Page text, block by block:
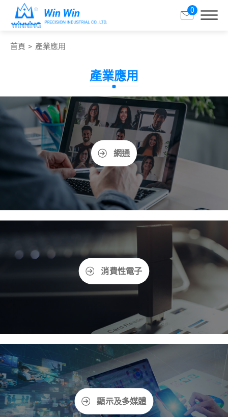
0
首頁 產業應用
產業應用
網通
消費性電子
顯示及多媒體
產品中心
產業應用
客製服務
聯絡我們
新聞中心